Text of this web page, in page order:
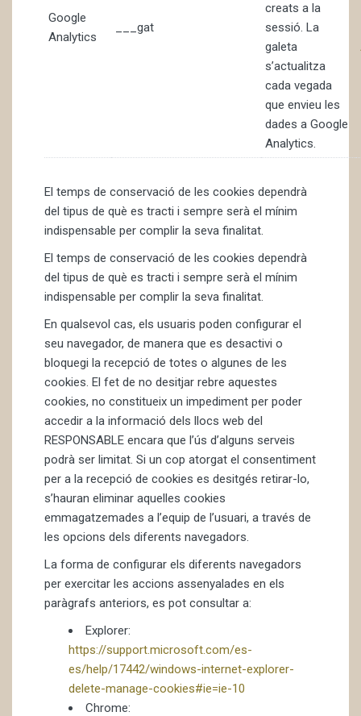
Google
Analytics
___gat
creats a la
sessió. La
galeta
s’actualitza
cada vegada
que envieu les
dades a Google
Analytics.
El temps de conservació de les cookies dependrà
del tipus de què es tracti i sempre serà el mínim
indispensable per complir la seva finalitat.
El temps de conservació de les cookies dependrà
del tipus de què es tracti i sempre serà el mínim
indispensable per complir la seva finalitat.
En qualsevol cas, els usuaris poden configurar el
seu navegador, de manera que es desactivi o
bloquegi la recepció de totes o algunes de les
cookies. El fet de no desitjar rebre aquestes
cookies, no constitueix un impediment per poder
accedir a la informació dels llocs web del
RESPONSABLE encara que l’ús d’alguns serveis
podrà ser limitat. Si un cop atorgat el consentiment
per a la recepció de cookies es desitgés retirar-lo,
s’hauran eliminar aquelles cookies
emmagatzemades a l’equip de l’usuari, a través de
les opcions dels diferents navegadors.
La forma de configurar els diferents navegadors
per exercitar les accions assenyalades en els
paràgrafs anteriors, es pot consultar a:
Explorer:
https://support.microsoft.com/es-
es/help/17442/windows-internet-explorer-
delete-manage-cookies#ie=ie-10
Chrome: